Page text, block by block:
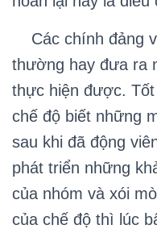
Các chính đảng
thường hay đưa ra
thực hiện được.
chế độ biết những
sau khi đã động
phát triển những
của nhóm và xói
của chế độ thì lúc